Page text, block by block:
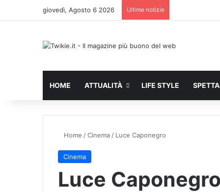
giovedì, Agosto 6 2026 Ultime notizie
HOME ATTUALITÀ LIFE STYLE
Home /Cinema / Luce Caponegro
Cinema
Luce Caponegro